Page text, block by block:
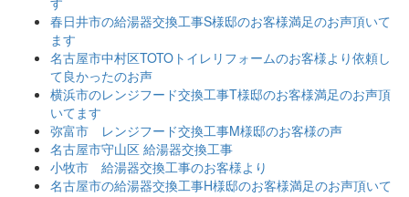
春日井市の給湯器交換工事S様邸のお客様満足のお声頂いて
ます
名古屋市中村区TOTOトイレリフォームのお客様より依頼し
て良かったのお声
横浜市のレンジフード交換工事T様邸のお客様満足のお声頂
いてます
弥富市 レンジフード交換工事M様邸のお客様の声
名古屋市守山区 給湯器交換工事
小牧市 給湯器交換工事のお客様より
名古屋市の給湯器交換工事H様邸のお客様満足のお声頂いて